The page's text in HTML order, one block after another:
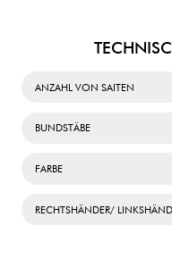
ANZAHL VON SAITEN
BUNDSTÄBE
FARBE
RECHTSHÄNDER/